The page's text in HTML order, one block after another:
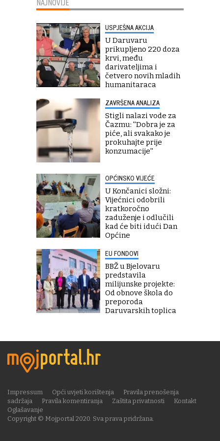
NAJNOVIJE
USPJEŠNA AKCIJA
U Daruvaru
prikupljeno 220 doza
krvi, među
darivateljima i
četvero novih mladih
humanitaraca
ZAVRŠENA ANALIZA
Stigli nalazi vode za
Čazmu: ''Dobra je za
piće, ali svakako je
prokuhajte prije
konzumacije''
OPĆINSKO VIJEĆE
U Končanici složni:
Vijećnici odobrili
kratkoročno
zaduženje i odlučili
kad će biti idući Dan
Općine
EU FONDOVI
BBŽ u Bjelovaru
predstavila
milijunske projekte:
Od obnove škola do
preporoda
Daruvarskih toplica
Copyright © Mojportal 2020. Sva prava pridržana.
Impressum Opći uvjeti korištenja
Pravila prenošenja
sadržaja
Pravila komentiranja Zaštita privatnosti
Kontakt
Oglašavanje